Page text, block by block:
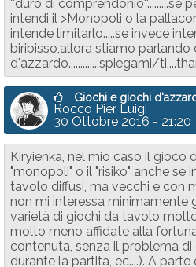
''duro di comprendonio''.........se
intendi il >Monopoli o la
intende limitarlo.....se invece
biribisso,allora stiamo parlando
d'azzardo.............spiegami/
Giochi e giochi
Rocco Pier Luigi
30 Ottobre 2016 - 21:20
Kiryienka, nel mio caso il gioco
"monopoli" o il "risiko" anche se
tavolo diffusi, ma vecchi e con
non mi interessa minimamente
varietà di giochi da tavolo
molto meno affidate alla
contenuta, senza il problema
durante la partita, ec....). A